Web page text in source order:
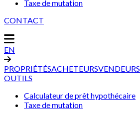
Taxe de mutation
CONTACT
EN
PROPRIÉTÉSACHETEURSVENDEURS
OUTILS
Calculateur de prêt hypothécaire
Taxe de mutation